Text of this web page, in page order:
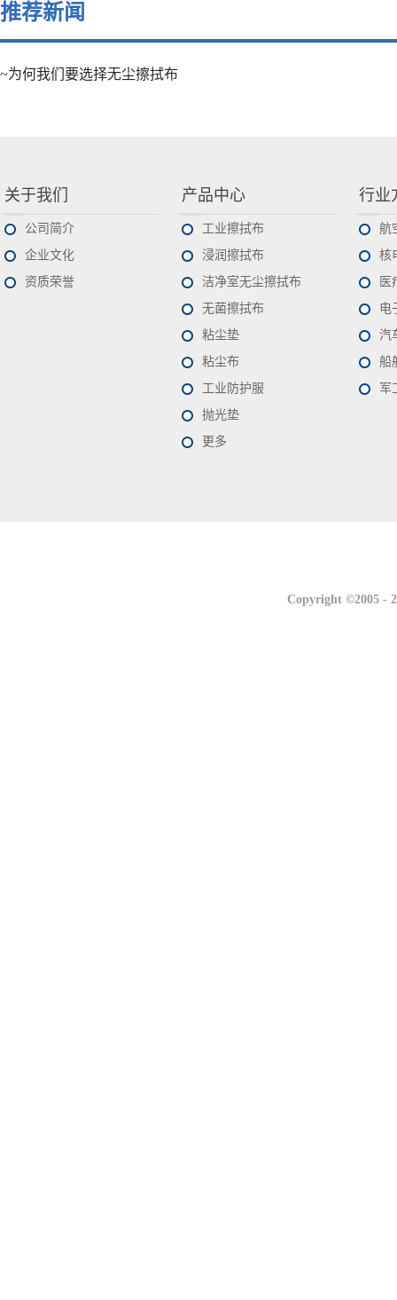
推荐新闻
~为何我们要选择无尘擦拭布
关于我们
公司简介
企业文化
资质荣誉
产品中心
工业擦拭布
浸润擦拭布
洁净室无尘擦拭布
无菌擦拭布
粘尘垫
粘尘布
工业防护服
抛光垫
更多
行业
航
核
医
电
汽
船
军
Copyright ©2005 -